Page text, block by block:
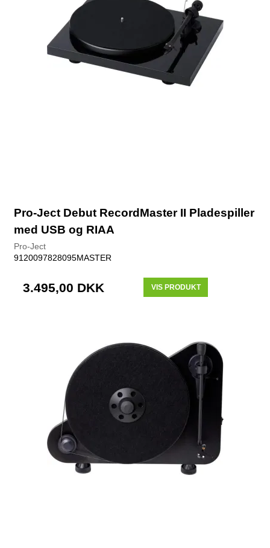
Pro-Ject Debut RecordMaster II Pladespiller
med USB og RIAA
Pro-Ject
9120097828095MASTER
3.495,00 DKK VIS PRODUKT